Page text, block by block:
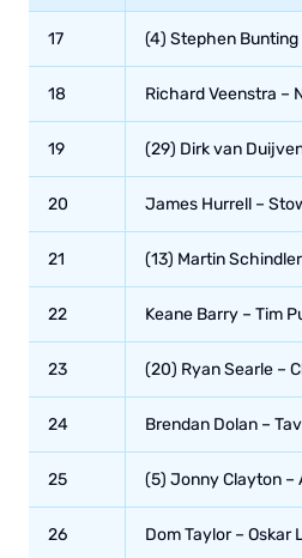
17 (4) Stephen
18 Richard Veenstra –
19 (29) Dirk van
20 James Hurrell –
21 (13) Martin
22 Keane Barry – Tim
23 (20) Ryan Searle –
24 Brendan Dolan –
25 (5) Jonny Clayton –
26 Dom Taylor – Oskar